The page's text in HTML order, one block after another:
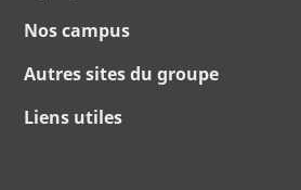
Nos campus
Autres sites du groupe
Liens utiles